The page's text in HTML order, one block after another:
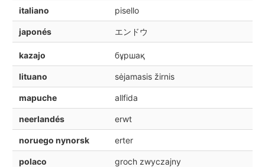
italiano pisello
japonés エンドウ
kazajo бұршақ
lituano sėjamasis žirnis
mapuche allfida
neerlandés erwt
noruego nynorsk erter
polaco groch zwyczajny